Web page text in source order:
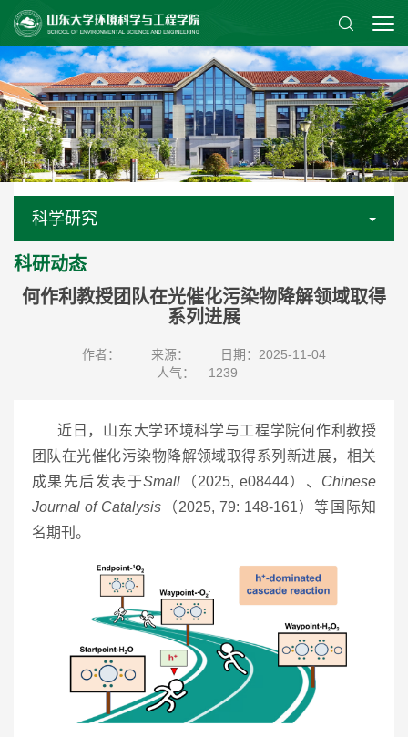
科学研究
科研动态
何作利教授团队在光催化污染物降解领域取得
系列进展
作者： 来源：
日期：2025-11-04
人气：
1239
近日，山东大学环境科学与工程学院何作利教授
团队在光催化污染物降解领域取得系列新进展，相关
成果先后发表于Small （2025, e08444）、 Chinese
Journal of Catalysis （2025, 79: 148-161）等国际知
名期刊。